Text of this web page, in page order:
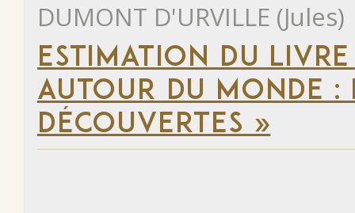
DUMONT D'URVILLE (Jules)
ESTIMATION DU
AUTOUR DU MONDE :
DÉCOUVERTES »